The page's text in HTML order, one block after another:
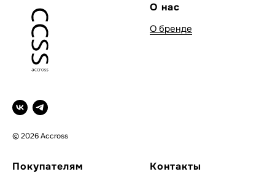
© 2026 Accross
О нас
О бренде
Покупателям Контакты